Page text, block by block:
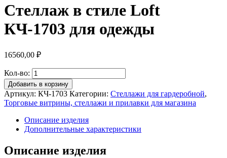
Стеллаж в стиле Loft
КЧ-1703 для одежды
16560,00 ₽
Кол-во:
Добавить в корзину
Артикул: КЧ-1703 Категории: Стеллажи для гардеробной,
Торговые витрины, стеллажи и прилавки для магазина
Описание изделия
Дополнительные характеристики
Описание изделия